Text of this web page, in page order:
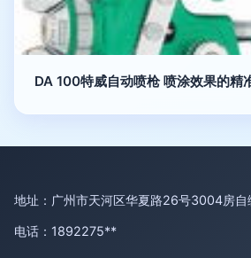
DA 100特威自动喷枪 喷涂效果的精
地址：广州市天河区华夏路26号3004房
电话：1892275**